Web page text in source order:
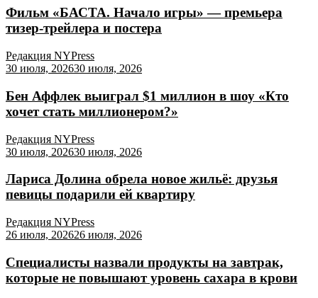
Фильм «БАСТА. Начало игры» — премьера
тизер-трейлера и постера
Редакция NYPress
30 июля, 202630 июля, 2026
Бен Аффлек выиграл $1 миллион в шоу «Кто
хочет стать миллионером?»
Редакция NYPress
30 июля, 202630 июля, 2026
Лариса Долина обрела новое жильё: друзья
певицы подарили ей квартиру
Редакция NYPress
26 июля, 202626 июля, 2026
Специалисты назвали продукты на завтрак,
которые не повышают уровень сахара в крови